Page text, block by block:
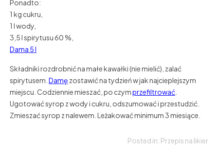
Ponadto:
1 kg cukru,
1 l wody,
3,5 l spirytusu 60 %,
Dama 5 l
Składniki rozdrobnić na małe kawałki (nie mielić), zalać
spirytusem. Damę zostawić na tydzień w jak najcieplejszym
miejscu. Codziennie mieszać, po czymprzefiltrować
Ugotować syrop z wody i cukru, odszumować i przestudzić.
Zmieszać syrop z nalewem. Leżakować minimum 3 miesiące.
Posted in: Przepis na likier